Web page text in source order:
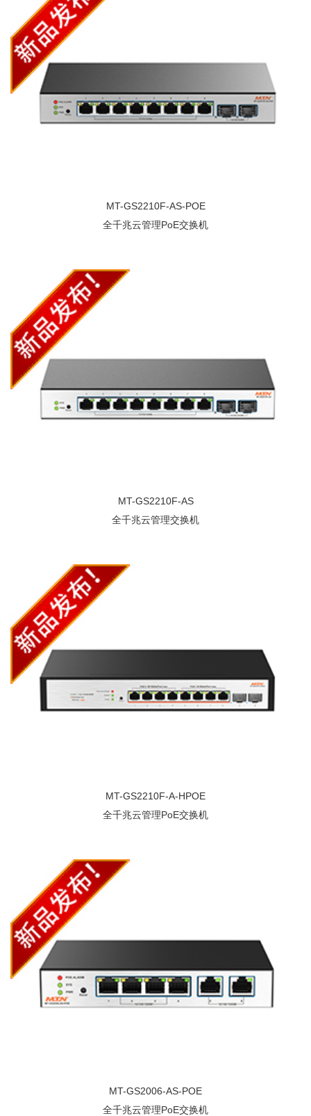
MT-GS2210F-AS-POE
全千兆云管理PoE交换机
MT-GS2210F-AS
全千兆云管理交换机
MT-GS2210F-A-HPOE
全千兆云管理PoE交换机
MT-GS2006-AS-POE
全千兆云管理PoE交换机